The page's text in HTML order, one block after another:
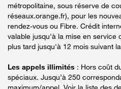
métropolitaine, sous réserve de
réseaux.orange.fr), pour les
rendez-vous ou Fibre. Crédit
valable jusqu'à la mise en service
plus tard jusqu'à 12 mois suivant
Les appels illimités : Hors coût
spéciaux. Jusqu’à 250
maximum/appel. Voir la liste des